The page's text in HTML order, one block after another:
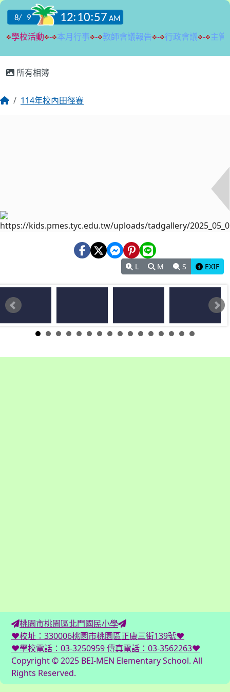
所有相簿
114年校內田徑賽
L M S EXIF
桃園市桃園區北門國民小學
♥校址：330006桃園市桃園區正康三街139號♥
♥學校電話：03-3250959 傳真電話：03-3562263♥
Copyright © 2025 BEI-MEN Elementary School. All
Rights Reserved.